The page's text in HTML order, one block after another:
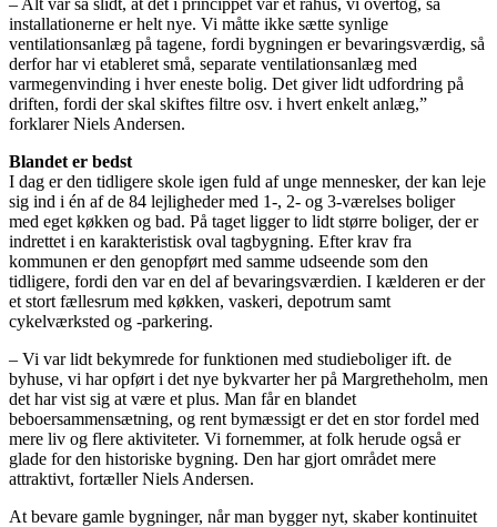
– Alt var så slidt, at det i princippet var et råhus, vi overtog, så
installationerne er helt nye. Vi måtte ikke sætte synlige
ventilationsanlæg på tagene, fordi bygningen er bevaringsværdig, så
derfor har vi etableret små, separate ventilationsanlæg med
varmegenvinding i hver eneste bolig. Det giver lidt udfordring på
driften, fordi der skal skiftes filtre osv. i hvert enkelt anlæg,”
forklarer Niels Andersen.
Blandet er bedst
I dag er den tidligere skole igen fuld af unge mennesker, der kan leje
sig ind i én af de 84 lejligheder med 1-, 2- og 3-værelses boliger
med eget køkken og bad. På taget ligger to lidt større boliger, der er
indrettet i en karakteristisk oval tagbygning. Efter krav fra
kommunen er den genopført med samme udseende som den
tidligere, fordi den var en del af bevaringsværdien. I kælderen er der
et stort fællesrum med køkken, vaskeri, depotrum samt
cykelværksted og -parkering.
– Vi var lidt bekymrede for funktionen med studieboliger ift. de
byhuse, vi har opført i det nye bykvarter her på Margretheholm, men
det har vist sig at være et plus. Man får en blandet
beboersammensætning, og rent bymæssigt er det en stor fordel med
mere liv og flere aktiviteter. Vi fornemmer, at folk herude også er
glade for den historiske bygning. Den har gjort området mere
attraktivt, fortæller Niels Andersen.
At bevare gamle bygninger, når man bygger nyt, skaber kontinuitet